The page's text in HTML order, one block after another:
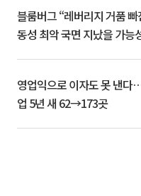
블룸버그 “레버리지 거품
동성 최악 국면 지났을 가능
영업익으로 이자도 못 낸다
업 5년 새 62→173곳